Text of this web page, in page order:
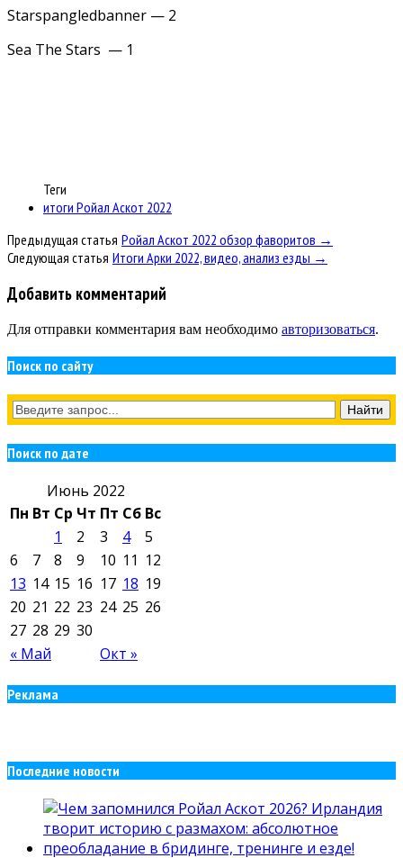
Starspangledbanner — 2
Sea The Stars — 1
Теги
итоги Ройал Аскот 2022
Предыдущая статья Ройал Аскот 2022 обзор фаворитов →
Следующая статья Итоги Арки 2022, видео, анализ езды →
Добавить комментарий
Для отправки комментария вам необходимо авторизоваться.
Поиск по сайту
Поиск по дате
Июнь 2022
Пн Вт Ср Чт Пт Сб Вс
« Май Окт »
1 2 3 4
5
6
7 8 9 10 11 12
13 14 15 16 17 18 19
20 21 22 23 24 25 26
27 28 29 30
Реклама
Последние новости